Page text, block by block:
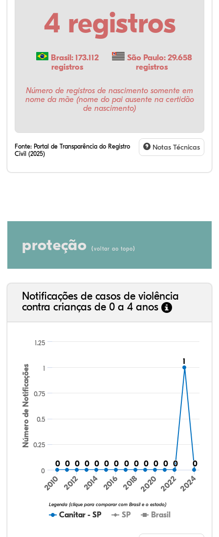
4 registros
Brasil: 173.112
registros
São Paulo: 29.658
registros
Número de registros de nascimento somente em
nome da mãe (nome do pai ausente na certidão
de nascimento)
Fonte: Portal de Transparência do Registro
Civil (2025)
Notas Técnicas
proteção (voltar ao topo)
Notificações de casos de violência
contra crianças de 0 a 4 anos
Número de Notificações
0
0 0
0 0
0 0
0 0
0 0
0 0
0 0
0 0
0 0
0 0
0 0
0 0
0
11
0
0
Canitar - SP SP Brasil
Legenda (clique para comparar com Brasil e o estado)
2010 2012 2014 2016 2018 2020 2022 2024
0
0.25
0.5
0.75
1
1.25